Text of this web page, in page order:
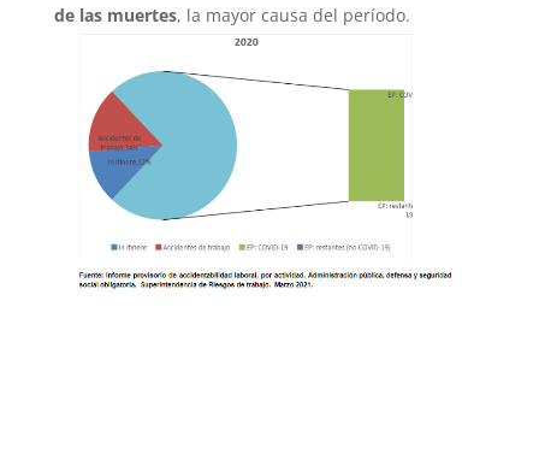
de las muertes, la mayor causa del período.